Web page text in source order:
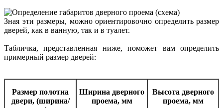
Зная эти размеры, можно ориентировочно определить размер
дверей, как в ванную, так и в туалет.
Табличка, представленная ниже, поможет вам определить
примерный размер дверей:
Размер полотна
двери, (ширина/
Ширина дверного
проема, мм
Высота дверного
проема, мм